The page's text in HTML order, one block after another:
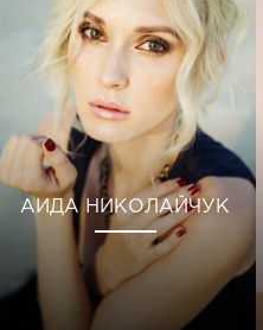
АИДА НИКОЛАЙЧУК